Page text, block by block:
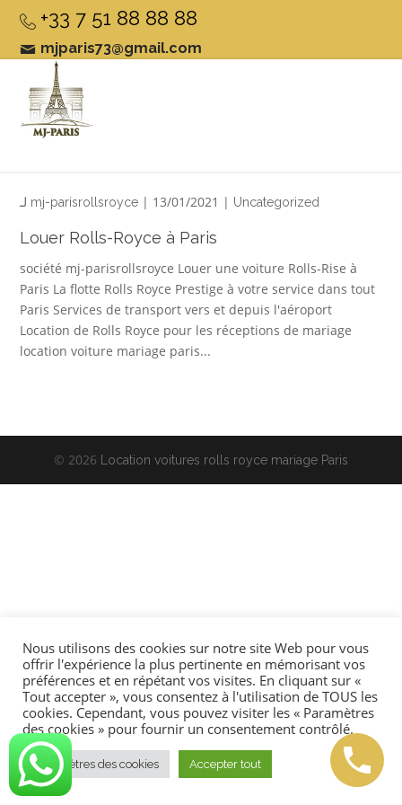
+33 7 51 88 88 88
mjparis73@gmail.com
mj-parisrollsroyce | 13/01/2021 | Uncategorized
Louer Rolls-Royce à Paris
société mj-parisrollsroyce Louer une voiture Rolls-Rise à
Paris La flotte Rolls Royce Prestige à votre service dans tout
Paris Services de transport vers et depuis l'aéroport
Location de Rolls Royce pour les réceptions de mariage
location voiture mariage paris...
© 2026 Location voitures rolls royce mariage Paris
Nous utilisons des cookies sur notre site Web pour vous
offrir l'expérience la plus pertinente en mémorisant vos
préférences et en répétant vos visites. En cliquant sur «
Tout accepter », vous consentez à l'utilisation de TOUS les
cookies. Cependant, vous pouvez visiter les « Paramètres
des cookies » pour fournir un consentement contrôlé.
Paramètres des cookies Accepter tout